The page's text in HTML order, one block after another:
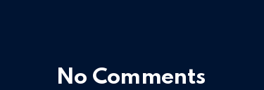
No Comments